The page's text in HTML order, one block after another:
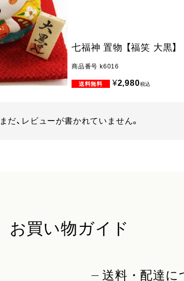
七福神 置物 【福笑 大黒】
商品番号 k6016
¥2,980税込
まだ、レビューが書かれていません。
お買い物ガイド
送料・配達に